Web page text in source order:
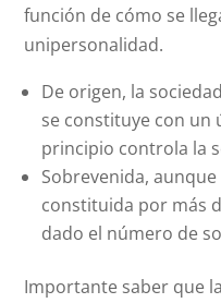
función de cómo se
unipersonalidad.
De origen, la
se constituye con un
principio controla la
Sobrevenida,
constituida por más
dado el número de
Importante saber que